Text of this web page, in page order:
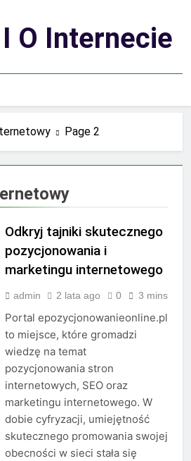
O Internecie
Page 2
Odkryj tajniki skutecznego
pozycjonowania i
marketingu internetowego
admin 2 lata ago 0 3 mins
Portal epozycjonowanieonline.pl
to miejsce, które gromadzi
wiedzę na temat
pozycjonowania stron
internetowych, SEO oraz
marketingu internetowego. W
dobie cyfryzacji, umiejętność
skutecznego promowania swojej
obecności w sieci stała się